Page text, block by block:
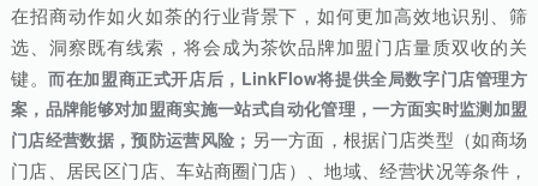
在招商动作如火如荼的行业背景下，如何更加高效地识别、筛
选、洞察既有线索，将会成为茶饮品牌加盟门店量质双收的关
键。而在加盟商正式开店后，LinkFlow将提供全局数字门店管理方
案，品牌能够对加盟商实施一站式自动化管理，一方面实时监测加盟
门店经营数据，预防运营风险； 另一方面，根据门店类型（如商场
门店、居民区门店、车站商圈门店）、地域、经营状况等条件，